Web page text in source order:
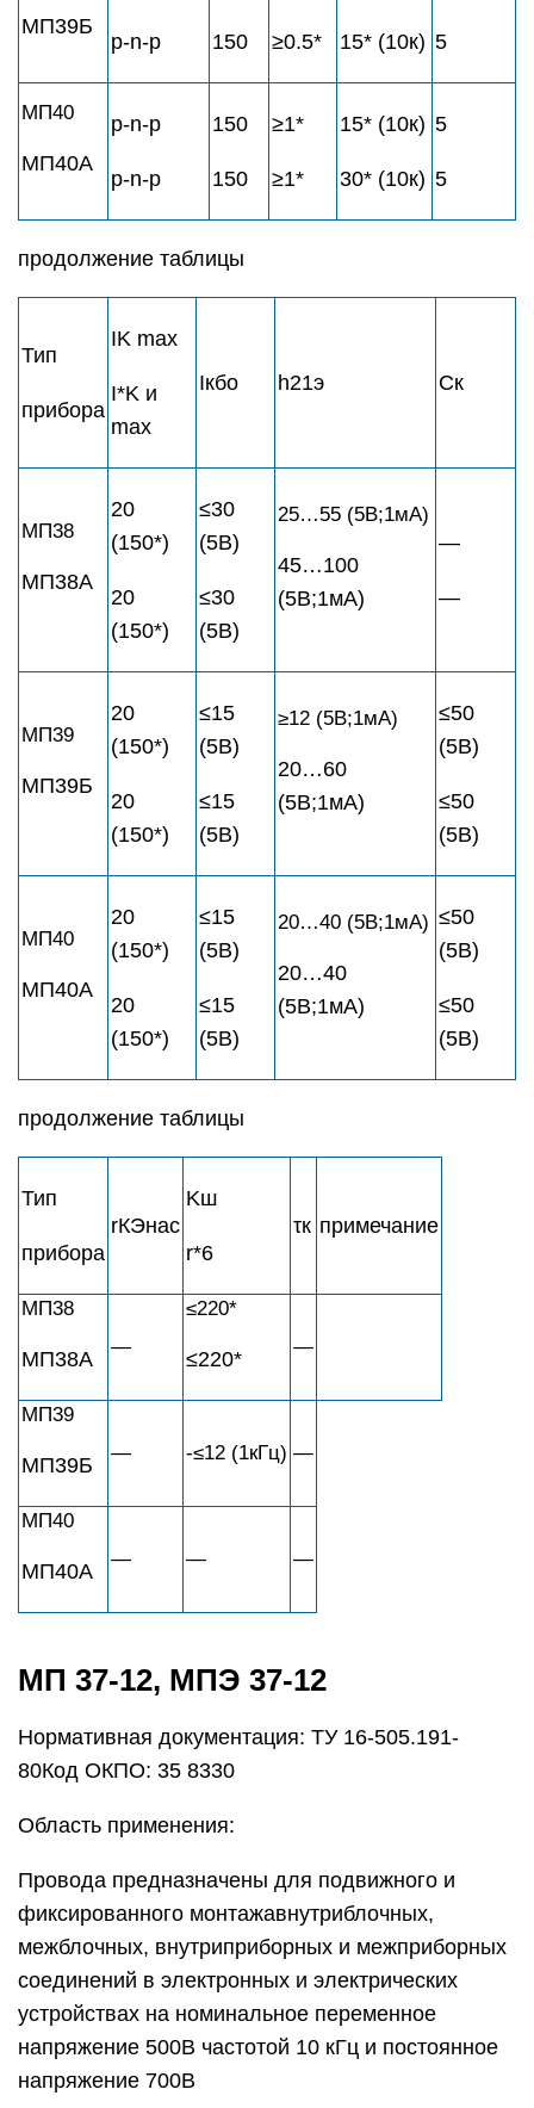
МП39Б
p-n-p 150 ≥0.5* 15* (10к) 5
МП40
МП40А
p-n-p
p-n-p
150
150
≥1*
≥1*
15* (10к)
30* (10к)
5
5
продолжение таблицы
Тип
прибора
IK max
I*K и
max
Iкбо h21э Cк
МП38
МП38А
20
(150*)
20
(150*)
≤30
(5В)
≤30
(5В)
25…55 (5В;1мА)
45…100
(5В;1мА)
—
—
МП39
МП39Б
20
(150*)
20
(150*)
≤15
(5В)
≤15
(5В)
≥12 (5В;1мА)
20…60
(5В;1мА)
≤50
(5В)
≤50
(5В)
МП40
МП40А
20
(150*)
20
(150*)
≤15
(5В)
≤15
(5В)
20…40 (5В;1мА)
20…40
(5В;1мА)
≤50
(5В)
≤50
(5В)
продолжение таблицы
Тип
прибора
rКЭнас
Kш
r*6
τк примечание
МП38
МП38А
—
≤220*
≤220*
—
МП39
МП39Б
— -≤12 (1кГц) —
МП40
МП40А
— — —
МП 37-12, МПЭ 37-12
Нормативная документация: ТУ 16-505.191-
80Код ОКПО: 35 8330
Область применения:
Провода предназначены для подвижного и
фиксированного монтажавнутриблочных,
межблочных, внутриприборных и межприборных
соединений в электронных и электрических
устройствах на номинальное переменное
напряжение 500В частотой 10 кГц и постоянное
напряжение 700В